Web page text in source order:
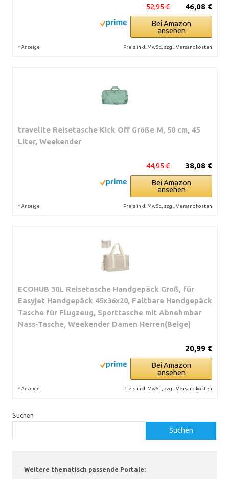
46,08 €
52,95 €
Bei Amazon
ansehen
* Anzeige Preis inkl. MwSt., zzgl. Versandkosten
travelite Reisetasche Kick Off Größe M, 50 cm, 45
Liter, Weekender
38,08 €
44,95 €
Bei Amazon
ansehen
* Anzeige Preis inkl. MwSt., zzgl. Versandkosten
ECOHUB 30L Reisetasche Handgepäck Groß, für
Easyjet Handgepäck 45x36x20, Faltbare Handgepäck
Tasche für Flugzeug, Sporttasche mit Abnehmbar
Nass-Tasche, Weekender Damen Herren(Beige)
20,99 €
Bei Amazon
ansehen
* Anzeige Preis inkl. MwSt., zzgl. Versandkosten
Suchen
Suchen
Weitere thematisch passende Portale: